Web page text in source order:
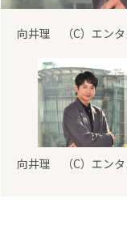
向井理 （C）エンタ
向井理 （C）エンタ